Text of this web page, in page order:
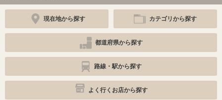
現在地から探す カテゴリから探す
都道府県から探す
路線・駅から探す
よく行くお店から探す